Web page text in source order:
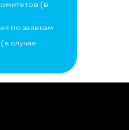
(в
по заявкам
случае